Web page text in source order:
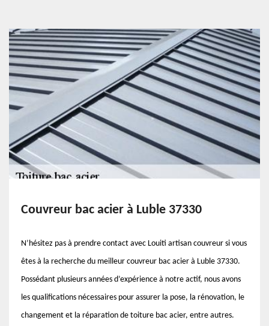
Couvreur bac acier à Luble 37330
N’hésitez pas à prendre contact avec Louiti artisan couvreur si vous
êtes à la recherche du meilleur couvreur bac acier à Luble 37330.
Possédant plusieurs années d’expérience à notre actif, nous avons
les qualifications nécessaires pour assurer la pose, la rénovation, le
changement et la réparation de toiture bac acier, entre autres.